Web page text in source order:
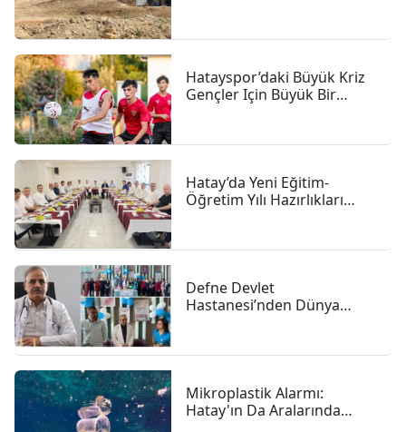
Hatayspor’daki Büyük Kriz
Gençler Için Büyük Bir
Hatay’da Yeni Eğitim-
Öğretim Yılı Hazırlıkları
Defne Devlet
Hastanesi’nden Dünya
En Güçlü Başlangıç"
Mikroplastik Alarmı:
Hatay'ın Da Aralarında